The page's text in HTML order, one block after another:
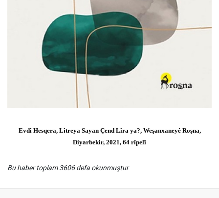
Evdî Hesqera, Lîtreya Sayan Çend Lîra ya?, Weşanxaneyê Roşna,
Diyarbekir, 2021, 64 rîpelî
Bu haber toplam 3606 defa okunmuştur